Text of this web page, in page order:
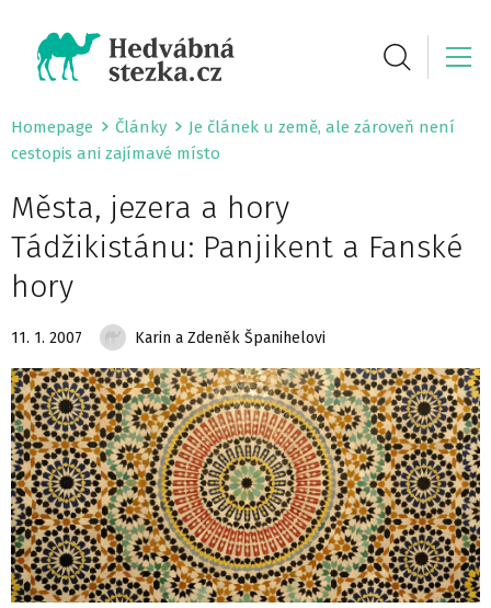
Homepage Články
Je článek u země, ale zároveň není
cestopis ani zajímavé místo
Města, jezera a hory
Tádžikistánu: Panjikent a Fanské
hory
11. 1. 2007 Karin a Zdeněk Španihelovi